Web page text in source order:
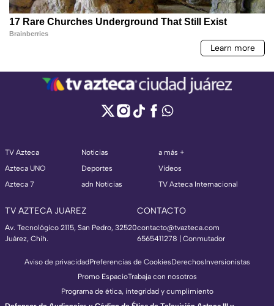
TV Azteca
Azteca UNO
Azteca 7
Noticias
Deportes
adn Noticias
a más +
Videos
TV Azteca Internacional
TV AZTECA JUAREZ
Av. Tecnológico 2115, San Pedro, 32520
Juárez, Chih.
CONTACTO
contacto@tvazteca.com
6565411278 | Conmutador
Aviso de privacidadPreferencias de CookiesDerechosInversionistas
Promo EspacioTrabaja con nosotros
Programa de ética, integridad y cumplimiento